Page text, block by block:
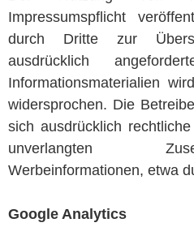
Impressumspflicht
durch Dritte zur
ausdrücklich
Informationsmaterialien
widersprochen. Die
sich ausdrücklich
unverlangten
Werbeinformationen, etwa
Google Analytics